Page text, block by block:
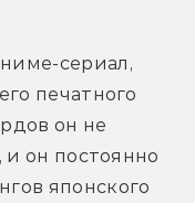
сериал,
печатного
он не
и он постоянно
японского